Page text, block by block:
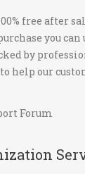
free after
you can
by
help our
Forum